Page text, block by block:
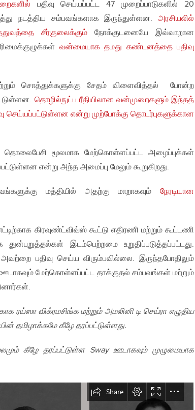
பதிவு செய்யப்பட்ட 47 முறைப்பாடுகளில் 20
நடத்திய சம்பவங்களாக இருந்துள்ளன. அரசியலில்
சீர்குலைக்கும் நோக்குடனையே இவ்வாறான
வன்மையாக தமது கண்டனத்தை பதிவு
சொத்துக்களுக்கு சேதம் விளைவித்தல் போன்ற
தொழில்நுட்ப ரீதியிலான வன்முறைகளும் இந்தத்
செய்யப்பட்டுள்ளன என்று முற்போக்கு தொடர்புகளுக்கான
மூலமாக மேற்கொள்ளப்பட்ட அழைப்புக்கள்
என்று அந்த அமைப்பு மேலும் கூறுகிறது.
மத்தியில் அதற்கு மாறாகவும் நேரடியான
கிரவுண்ட்விவ்ஸ் கூட்டு எதிரணி மற்றும் கூட்டணி
இடம்பெற்றமை உறுதிப்படுத்தப்பட்டது.
பதிவு செய்ய விரும்பவில்லை. இருந்தபோதிலும்
மேற்கொள்ளப்பட்ட தாக்குதல் சம்பவங்கள் மற்றும்
ரய்ஸா விக்ரமசிங்க மற்றும் அமலினி டி செய்ரா எழுதிய
தமிழாக்கமே கீழே தரப்பட்டுள்ளது.
கீழே தரப்பட்டுள்ள Sway ஊடாகவும் முழுமையாக